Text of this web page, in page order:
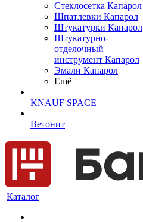
Cтеклосетка Капарол
Шпатлевки Капарол
Штукатурки Капарол
Штукатурно-
отделочный
инструмент Капарол
Эмали Капарол
Ещё
KNAUF SPACE
Ветонит
Каталог